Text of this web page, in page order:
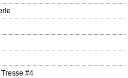
#4